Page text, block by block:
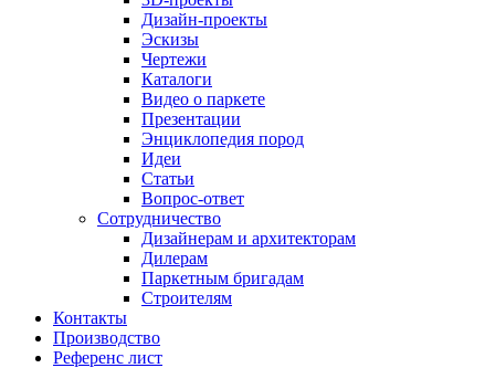
Дизайн-проекты
Эскизы
Чертежи
Каталоги
Видео о паркете
Презентации
Энциклопедия пород
Идеи
Статьи
Вопрос-ответ
Сотрудничество
Дизайнерам и архитекторам
Дилерам
Паркетным бригадам
Строителям
Контакты
Производство
Референс лист